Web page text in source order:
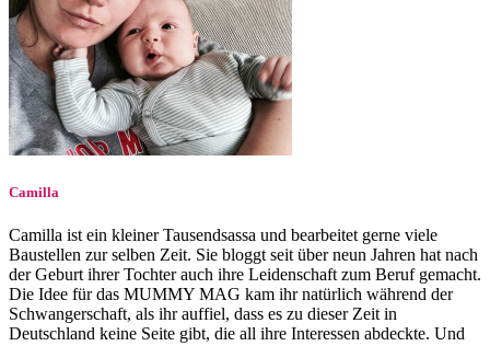
Camilla
Camilla ist ein kleiner Tausendsassa und bearbeitet gerne viele
Baustellen zur selben Zeit. Sie bloggt seit über neun Jahren hat nach
der Geburt ihrer Tochter auch ihre Leidenschaft zum Beruf gemacht.
Die Idee für das MUMMY MAG kam ihr natürlich während der
Schwangerschaft, als ihr auffiel, dass es zu dieser Zeit in
Deutschland keine Seite gibt, die all ihre Interessen abdeckte. Und